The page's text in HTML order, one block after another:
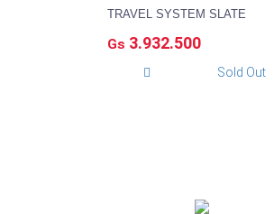
TRAVEL SYSTEM SLATE
Gs 3.932.500
Sold Out